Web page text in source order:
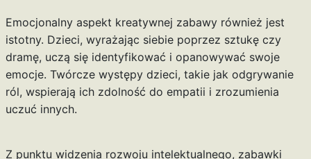
Emocjonalny aspekt kreatywnej zabawy również jest
istotny. Dzieci, wyrażając siebie poprzez sztukę czy
dramę, uczą się identyfikować i opanowywać swoje
emocje. Twórcze występy dzieci, takie jak odgrywanie
ról, wspierają ich zdolność do empatii i zrozumienia
uczuć innych.
Z punktu widzenia rozwoju intelektualnego, zabawki